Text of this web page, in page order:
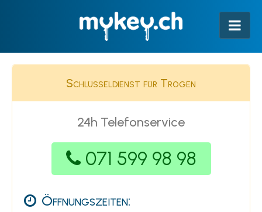
Schlüsseldienst für Trogen
24h Telefonservice
071 599 98 98
Öffnungszeiten: